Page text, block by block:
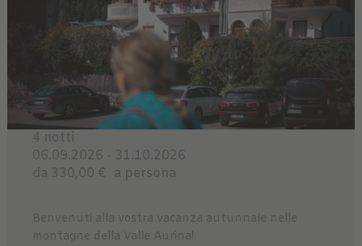
4 notti
06.09.2026 - 31.10.2026
da 330,00 € a persona
Benvenuti alla vostra vacanza autunnale nelle
montagne della Valle Aurina!